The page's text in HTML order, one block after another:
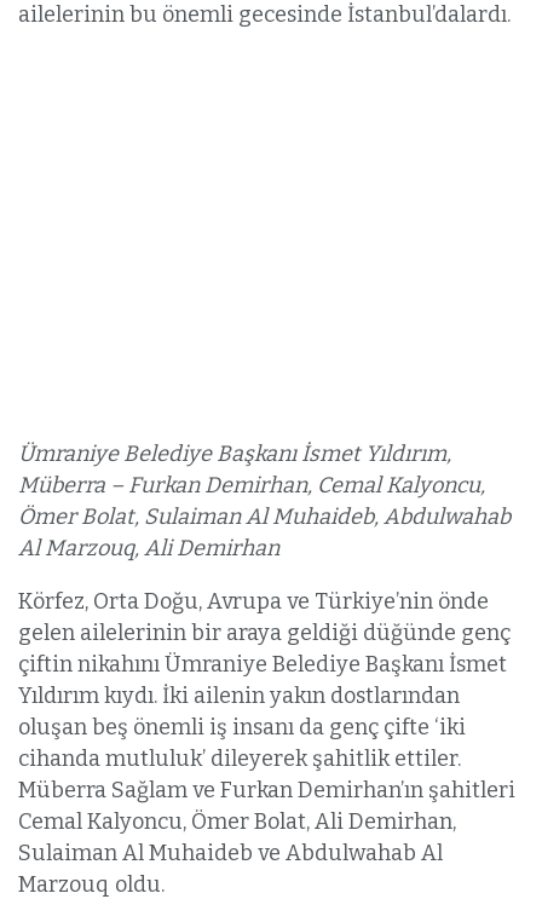
ailelerinin bu önemli gecesinde İstanbul’dalardı.
Ümraniye Belediye Başkanı İsmet Yıldırım,
Müberra – Furkan Demirhan, Cemal Kalyoncu,
Ömer Bolat, Sulaiman Al Muhaideb, Abdulwahab
Al Marzouq, Ali Demirhan
Körfez, Orta Doğu, Avrupa ve Türkiye’nin önde
gelen ailelerinin bir araya geldiği düğünde genç
çiftin nikahını Ümraniye Belediye Başkanı İsmet
Yıldırım kıydı. İki ailenin yakın dostlarından
oluşan beş önemli iş insanı da genç çifte ‘iki
cihanda mutluluk’ dileyerek şahitlik ettiler.
Müberra Sağlam ve Furkan Demirhan’ın şahitleri
Cemal Kalyoncu, Ömer Bolat, Ali Demirhan,
Sulaiman Al Muhaideb ve Abdulwahab Al
Marzouq oldu.